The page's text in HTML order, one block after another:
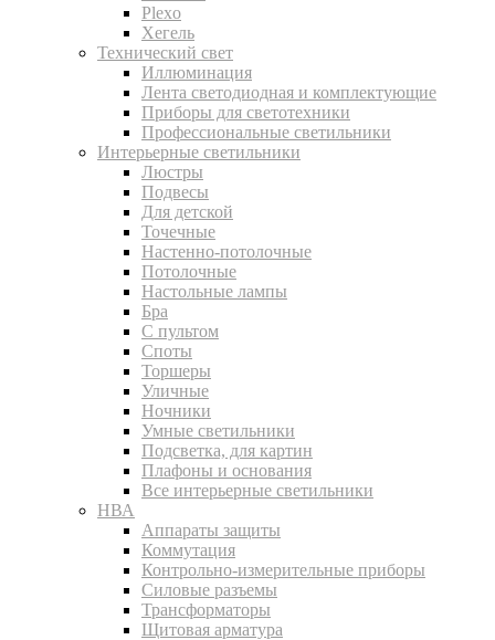
Plexo
Хегель
Технический свет
Иллюминация
Лента светодиодная и комплектующие
Приборы для светотехники
Профессиональные светильники
Интерьерные светильники
Люстры
Подвесы
Для детской
Точечные
Настенно-потолочные
Потолочные
Настольные лампы
Бра
С пультом
Споты
Торшеры
Уличные
Ночники
Умные светильники
Подсветка, для картин
Плафоны и основания
Все интерьерные светильники
НВА
Аппараты защиты
Коммутация
Контрольно-измерительные приборы
Силовые разъемы
Трансформаторы
Щитовая арматура